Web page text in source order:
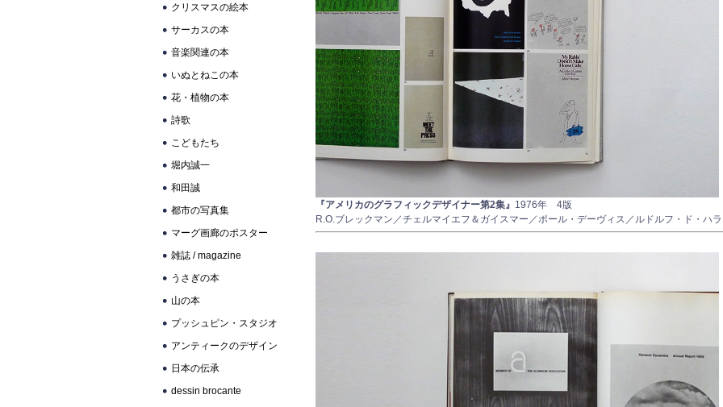
クリスマスの絵本
サーカスの本
音楽関連の本
いぬとねこの本
花・植物の本
詩歌
こどもたち
堀内誠一
和田誠
都市の写真集
マーグ画廊のポスター
雑誌 / magazine
うさぎの本
山の本
プッシュピン・スタジオ
アンティークのデザイン
日本の伝承
dessin brocante
『アメリカのグラフィックデザイナー第2集』 1976年 4版
R.O.ブレックマン／チェルマイエフ＆ガイスマー／ポール・デーヴィス／ルドルフ・ド・ハ